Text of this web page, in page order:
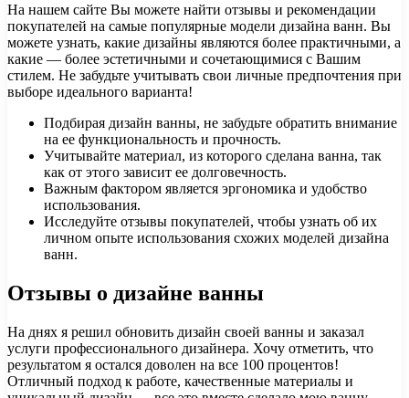
На нашем сайте Вы можете найти отзывы и рекомендации
покупателей на самые популярные модели дизайна ванн. Вы
можете узнать, какие дизайны являются более практичными, а
какие — более эстетичными и сочетающимися с Вашим
стилем. Не забудьте учитывать свои личные предпочтения при
выборе идеального варианта!
Подбирая дизайн ванны, не забудьте обратить внимание
на ее функциональность и прочность.
Учитывайте материал, из которого сделана ванна, так
как от этого зависит ее долговечность.
Важным фактором является эргономика и удобство
использования.
Исследуйте отзывы покупателей, чтобы узнать об их
личном опыте использования схожих моделей дизайна
ванн.
Отзывы о дизайне ванны
На днях я решил обновить дизайн своей ванны и заказал
услуги профессионального дизайнера. Хочу отметить, что
результатом я остался доволен на все 100 процентов!
Отличный подход к работе, качественные материалы и